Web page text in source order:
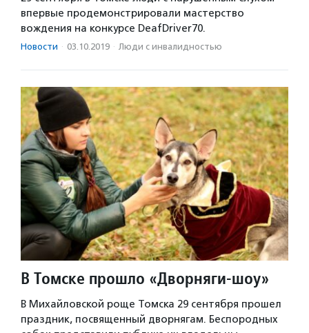
впервые продемонстрировали мастерство
вождения на конкурсе DeafDriver70.
Новости · 03.10.2019 · Люди с инвалидностью
В Томске прошло «Дворняги-шоу»
В Михайловской роще Томска 29 сентября прошел
праздник, посвященный дворнягам. Беспородных